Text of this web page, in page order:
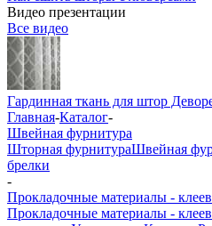
Видео презентации
Все видео
Гардинная ткань для штор
Главная-Каталог-
Швейная фурнитура
Шторная фурнитураШвейная
брелки
-
Прокладочные материалы -
Прокладочные материалы -